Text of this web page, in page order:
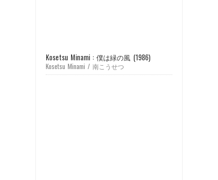
Kosetsu Minami : 僕は緑の風 (1986)
Kosetsu Minami / 南こうせつ